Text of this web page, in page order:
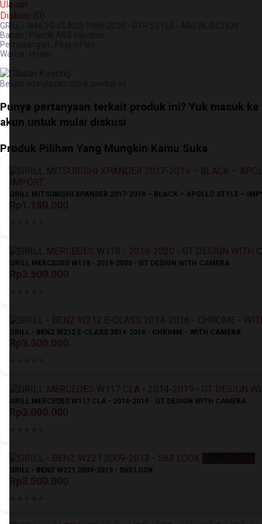
Ulasan
Diskusi (0)
GRILL - W463 G-CLASS 1986-2020 - GTR STYLE - ABS INJECTION
Bahan : Plastik ABS Injection
Pemasangan : Plug n Play
Warna : Hitam
Belum ada ulasan untuk produk ini
Punya pertanyaan terkait produk ini? Yuk masuk ke
akun untuk mulai diskusi
Produk Pilihan Yang Mungkin Kamu Suka
GRILL MITSUBISHI XPANDER 2017-2019 – BLACK – APOLLO STYLE –
Rp1.150.000
GRILL MERCEDES W118 - 2019-2020 - GT DESIGN WITH CAMERA
Rp3.500.000
GRILL - BENZ W212 E-CLASS 2014-2016 - CHROME - WITH CAMERA
Rp3.500.000
GRILL MERCEDES W117 CLA - 2014-2019 - GT DESIGN WITH CAMERA
Rp3.000.000
GRILL - BENZ W221 2009-2013 - S63 LOOK
Rp3.500.000